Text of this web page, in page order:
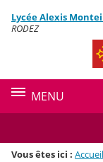
Menu de la
Contenu
Lycée Alexis
RODEZ
MENU
Vous êtes ici : Accueil